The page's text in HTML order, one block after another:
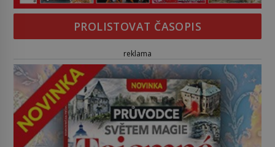
PROLISTOVAT ČASOPIS
reklama